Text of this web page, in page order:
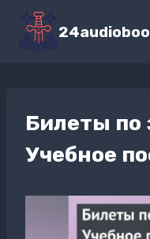
Перейти
содержимому
Билеты по
Учебное